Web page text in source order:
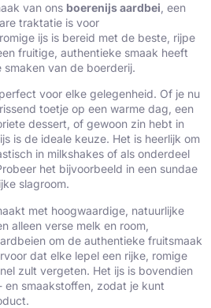
van ons boerenijs aardbei , een
traktatie is voor
ijs is bereid met de beste, rijpe
fruitige, authentieke smaak heeft
van de boerderij.
voor elke gelegenheid. Of je nu
toetje op een warme dag, een
dessert, of gewoon zin hebt in
is de ideale keuze. Het is heerlijk om
in milkshakes of als onderdeel
het bijvoorbeeld in een sundae
slagroom.
met hoogwaardige, natuurlijke
alleen verse melk en room,
om de authentieke fruitsmaak
dat elke lepel een rijke, romige
zult vergeten. Het ijs is bovendien
smaakstoffen, zodat je kunt